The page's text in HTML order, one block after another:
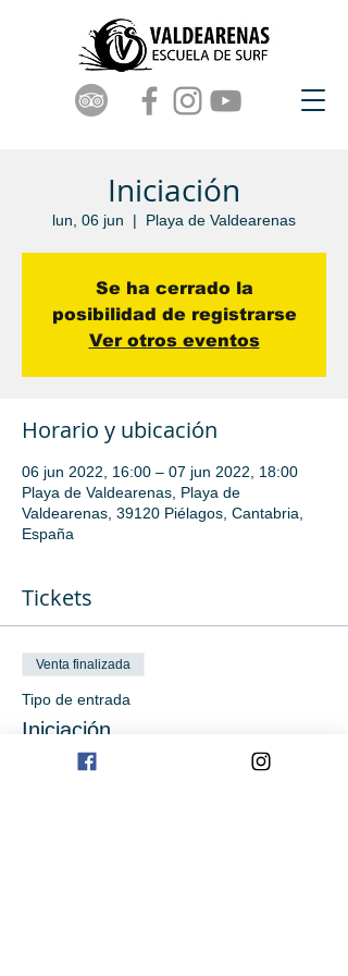
Iniciación
lun, 06 jun
  |
Playa de Valdearenas
Se ha cerrado la
posibilidad de registrarse
Ver otros eventos
Horario y ubicación
06 jun 2022, 16:00 – 07 jun 2022, 18:00
Playa de Valdearenas, Playa de
Valdearenas, 39120 Piélagos, Cantabria,
España
Tickets
Venta finalizada
Tipo de entrada
Iniciación
Leer más